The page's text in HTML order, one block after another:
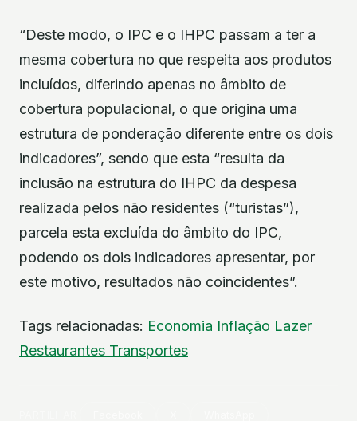
“Deste modo, o IPC e o IHPC passam a ter a
mesma cobertura no que respeita aos produtos
incluídos, diferindo apenas no âmbito de
cobertura populacional, o que origina uma
estrutura de ponderação diferente entre os dois
indicadores”, sendo que esta “resulta da
inclusão na estrutura do IHPC da despesa
realizada pelos não residentes (“turistas”),
parcela esta excluída do âmbito do IPC,
podendo os dois indicadores apresentar, por
este motivo, resultados não coincidentes”.
Tags relacionadas: Economia Inflação Lazer
Restaurantes Transportes